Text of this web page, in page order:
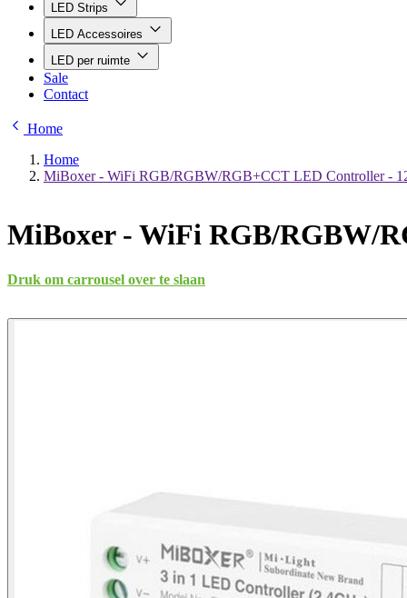
LED Strips
LED Accessoires
LED per ruimte
Sale
Contact
Home
Home
MiBoxer - WiFi RGB/RGBW/RGB+CCT LED Controller -
MiBoxer - WiFi RGB/RGBW/
Druk om carrousel over te slaan